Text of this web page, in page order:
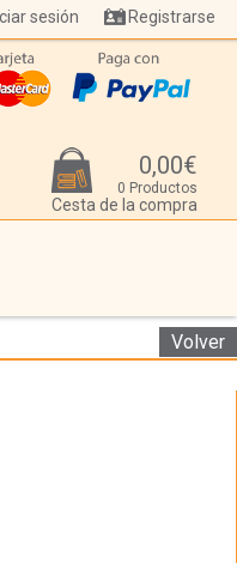
sesión Registrarse
0,00€
0 Productos
Cesta de la compra
Volver